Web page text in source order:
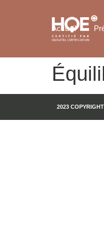
Accueil
2023